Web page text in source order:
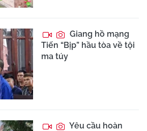
Giang hồ mạng
Tiến “Bịp” hầu tòa về tội
ma túy
Yêu cầu hoàn